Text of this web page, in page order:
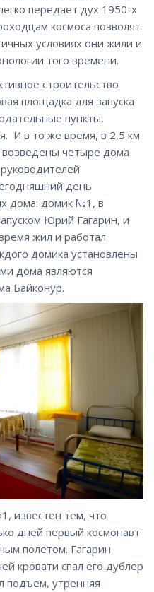
передает дух 1950-х
космоса позволят
условиях они жили и
того времени.
строительство
площадка для запуска
пункты,
И в то же время, в 2,5 км
четыре дома
день
дома: домик №1, в
Юрий Гагарин, и
жил и работал
домика установлены
дома являются
Байконур.
известен тем, что
дней первый космонавт
полетом. Гагарин
кровати спал его дублер
подъем, утренняя